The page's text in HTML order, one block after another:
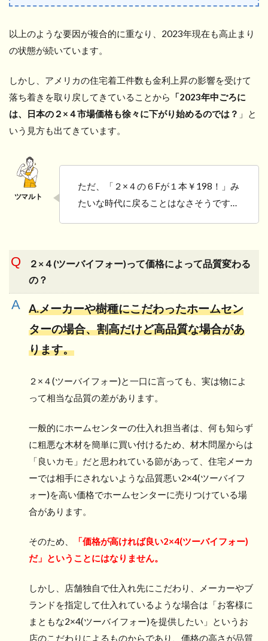
以上のような要因が複合的に重なり、2023年現在も高止まり
の状態が続いています。
しかし、アメリカの住宅着工件数も金利上昇の影響を受けて
落ち着きを取り戻してきていることから
「2023年中ごろに
は、日本の２×４市場価格も徐々に下がり始めるのでは？ 」と
いう見方も出てきています。
ただ、「２×４の６Fが１本￥198！」み
たいな時代に戻ることはなさそうです…
２×４(ツーバイフォー)って価格によって品質変わる
の？
A.メーカーや樹種にこだわったホームセン
ターの場合、割高だけど高品質な場合があ
ります。
２×４(ツーバイフォー)と一口に言っても、実は物によ
って相当な品質の差があります。
一般的にホームセンターの仕入れ担当者は、何も知らず
に粗悪な木材を簡単に買い付けるため、材木問屋からは
「良いカモ」だと思われている節があって、住宅メーカ
ーでは相手にされないような品質悪い2×4(ツーバイフ
ォー)を高い価格でホームセンターに売りつけている場
合があります。
そのため、
「価格が高ければ良い2×4(ツーバイフォー)
だ」ということにはなりません。
しかし、店舗独自で仕入れ先にこだわり、メーカーやブ
ランドを指定して仕入れているような場合は「お客様に
まともな2×4(ツーバイフォー)を提供したい」というお
店のこだわりによるものからであり、価格の高さが品質